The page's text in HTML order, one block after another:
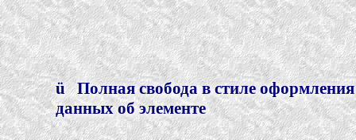
ü
Полная свобода в стиле оформления
данных об элементе